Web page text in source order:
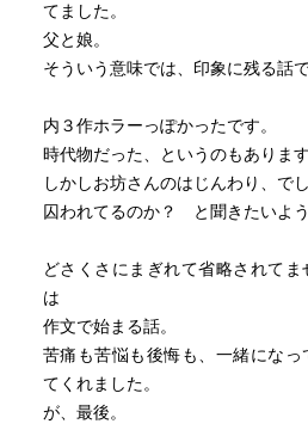
てました。
父と娘。
そういう意味では、印象に残る話で
内３作ホラーっぽかったです。
時代物だった、というのもあります
しかしお坊さんのはじんわり、でし
囚われてるのか？ と聞きたいよ
どさくさにまぎれて省略されて
は
作文で始まる話。
苦痛も苦悩も後悔も、一緒にな
てくれました。
が、最後。